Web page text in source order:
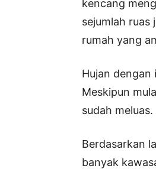
kencang
sejumlah ruas
rumah yang
Hujan dengan
Meskipun
sudah meluas.
Berdasarkan
banyak